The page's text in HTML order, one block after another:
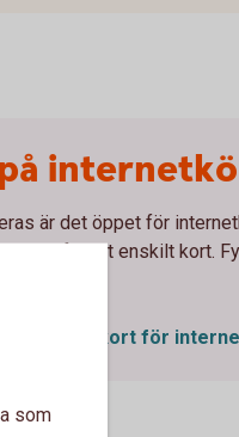
är det öppet för
för ett enskilt kort.
slå av/på kort för
som